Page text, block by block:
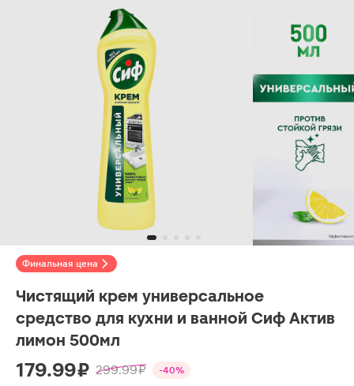
Финальная цена
Чистящий крем универсальное
средство для кухни и ванной Сиф Актив
лимон 500мл
179.99 ₽ 299.99 ₽ -40%